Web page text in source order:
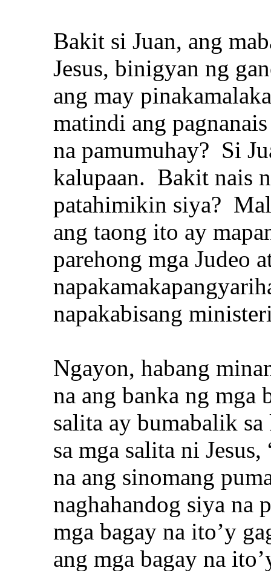
Bakit si Juan, ang
Jesus, binigyan ng
ang may
matindi ang
na pamumuhay? Si
kalupaan. Bakit nais
patahimikin siya?
ang taong ito ay
parehong mga Judeo
napakabisang
Ngayon, habang
na ang banka ng mga
salita ay bumabalik
sa mga salita ni
na ang sinomang
naghahandog siya
mga bagay na ito’y
ang mga bagay na